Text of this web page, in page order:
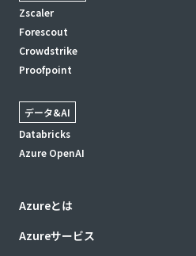
Zscaler
Forescout
Crowdstrike
Proofpoint
データ&AI
Databricks
Azure OpenAI
Azureとは
Azureサービス